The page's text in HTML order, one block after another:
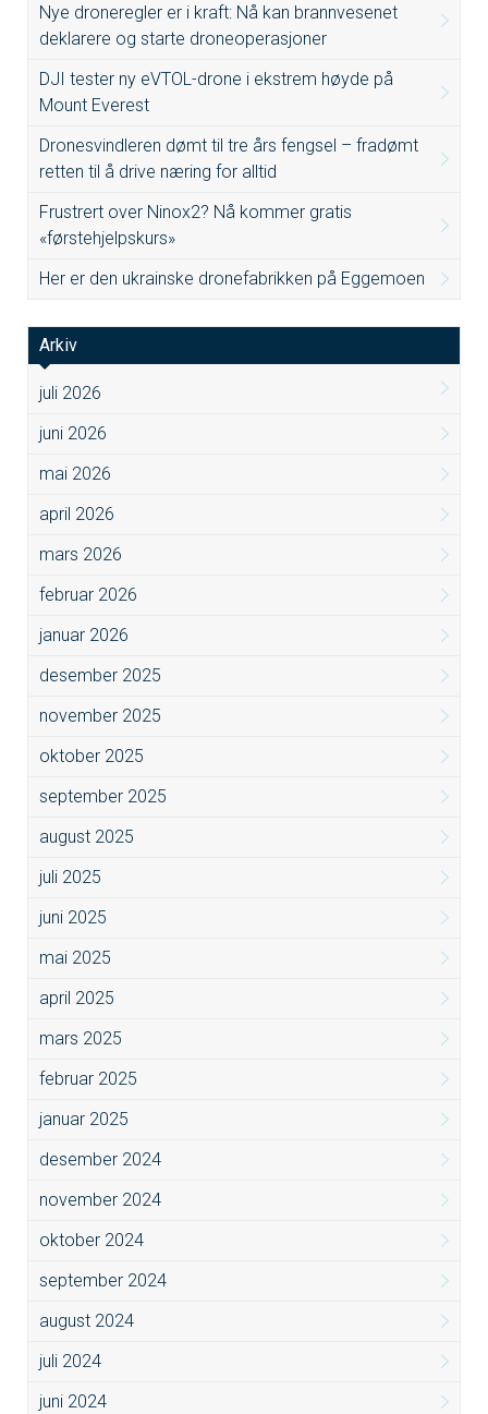
Nye droneregler er i kraft: Nå kan brannvesenet
deklarere og starte droneoperasjoner
DJI tester ny eVTOL-drone i ekstrem høyde på
Mount Everest
Dronesvindleren dømt til tre års fengsel – fradømt
retten til å drive næring for alltid
Frustrert over Ninox2? Nå kommer gratis
«førstehjelpskurs»
Her er den ukrainske dronefabrikken på Eggemoen
Arkiv
juli 2026
juni 2026
mai 2026
april 2026
mars 2026
februar 2026
januar 2026
desember 2025
november 2025
oktober 2025
september 2025
august 2025
juli 2025
juni 2025
mai 2025
april 2025
mars 2025
februar 2025
januar 2025
desember 2024
november 2024
oktober 2024
september 2024
august 2024
juli 2024
juni 2024